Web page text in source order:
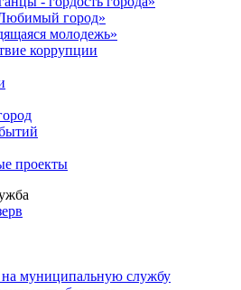
город»
молодежь»
коррупции
проекты
муниципальную службу